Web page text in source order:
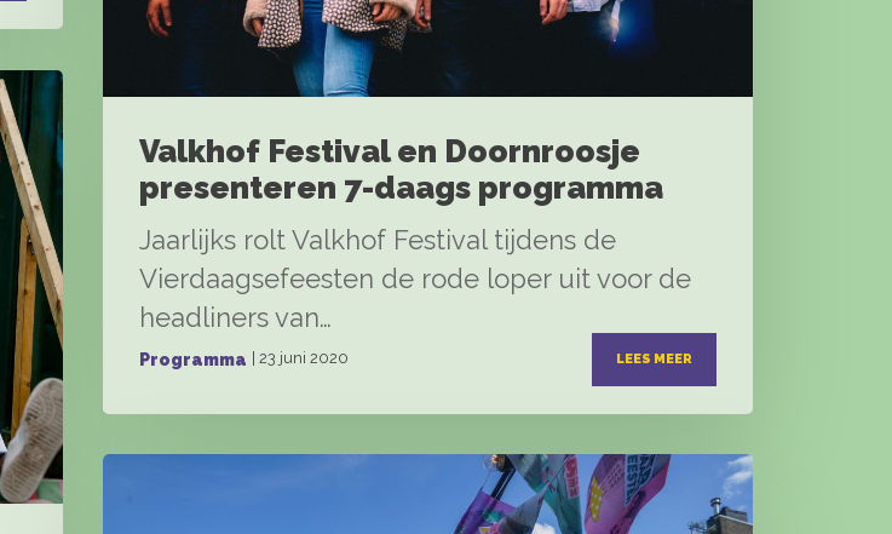
Valkhof Festival en Doornroosje
presenteren 7-daags programma
Jaarlijks rolt Valkhof Festival tijdens de
Vierdaagsefeesten de rode loper uit voor de
headliners van…
Programma | 23 juni 2020 LEES MEER